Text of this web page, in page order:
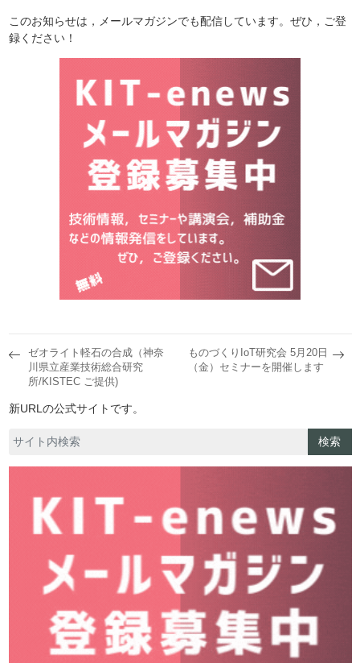
このお知らせは，メールマガジンでも配信しています。ぜひ，ご登
録ください！
ゼオライト軽石の合成（神奈
川県立産業技術総合研究
所/KISTEC ご提供)
ものづくりIoT研究会 5月20日
（金）セミナーを開催します
新URLの公式サイトです。
検索